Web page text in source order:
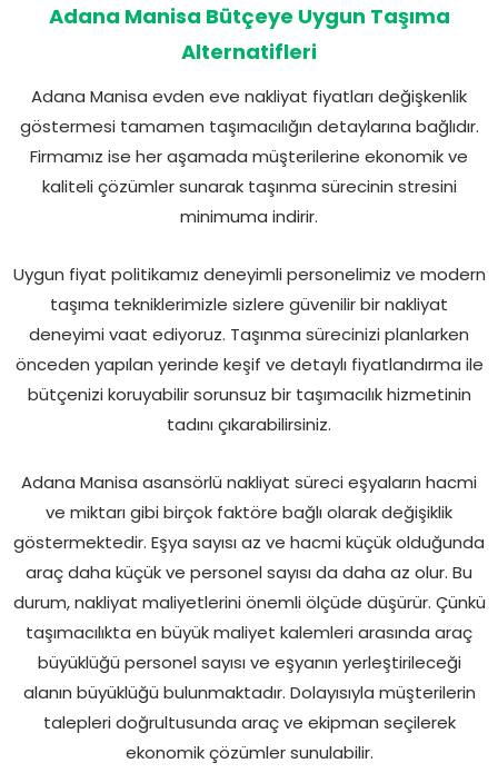
Adana Manisa Bütçeye Uygun Taşıma
Alternatifleri
Adana Manisa evden eve nakliyat fiyatları değişkenlik
göstermesi tamamen taşımacılığın detaylarına bağlıdır.
Firmamız ise her aşamada müşterilerine ekonomik ve
kaliteli çözümler sunarak taşınma sürecinin stresini
minimuma indirir.
Uygun fiyat politikamız deneyimli personelimiz ve modern
taşıma tekniklerimizle sizlere güvenilir bir nakliyat
deneyimi vaat ediyoruz. Taşınma sürecinizi planlarken
önceden yapılan yerinde keşif ve detaylı fiyatlandırma ile
bütçenizi koruyabilir sorunsuz bir taşımacılık hizmetinin
tadını çıkarabilirsiniz.
Adana Manisa asansörlü nakliyat süreci eşyaların hacmi
ve miktarı gibi birçok faktöre bağlı olarak değişiklik
göstermektedir. Eşya sayısı az ve hacmi küçük olduğunda
araç daha küçük ve personel sayısı da daha az olur. Bu
durum, nakliyat maliyetlerini önemli ölçüde düşürür. Çünkü
taşımacılıkta en büyük maliyet kalemleri arasında araç
büyüklüğü personel sayısı ve eşyanın yerleştirileceği
alanın büyüklüğü bulunmaktadır. Dolayısıyla müşterilerin
talepleri doğrultusunda araç ve ekipman seçilerek
ekonomik çözümler sunulabilir.